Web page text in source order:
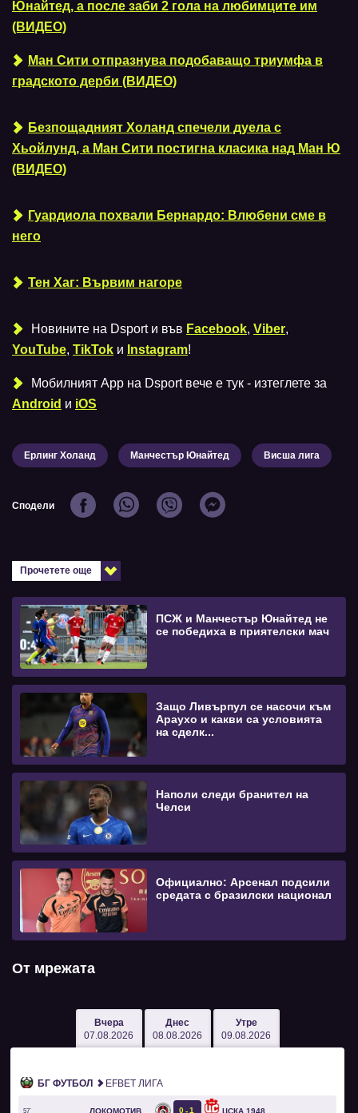
Юнайтед, а после заби 2 гола на любимците им
(ВИДЕО)
Ман Сити отпразнува подобаващо триумфа в
градското дерби (ВИДЕО)
Безпощадният Холанд спечели дуела с
Хьойлунд, а Ман Сити постигна класика над Ман Ю
(ВИДЕО)
Гуардиола похвали Бернардо: Влюбени сме в
него
Тен Хаг: Вървим нагоре
Новините на Dsport и във Facebook, Viber,
YouTube, TikTok и Instagram!
Мобилният Аpp на Dsport вече е тук - изтеглете за
Android и iOS
Ерлинг Холанд Манчестър Юнайтед Висша лига
Сподели
Прочетете още
ПСЖ и Манчестър Юнайтед не
се победиха в приятелски мач
Защо Ливърпул се насочи към
Араухо и какви са условията
на сделк...
Наполи следи бранител на
Челси
Официално: Арсенал подсили
средата с бразилски национал
От мрежата
Вчера
07.08.2026
Днес
08.08.2026
Утре
09.08.2026
БГ ФУТБОЛ EFBET ЛИГА
57` ЛОКОМОТИВ СОФИЯ 0 1 ЦСКА 1948